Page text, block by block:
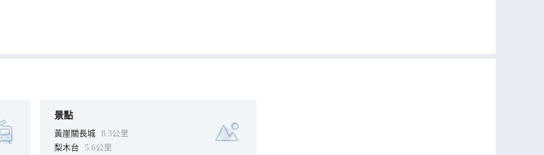
景點
黃崖關長城
8.3公里
梨木台
5.6公里